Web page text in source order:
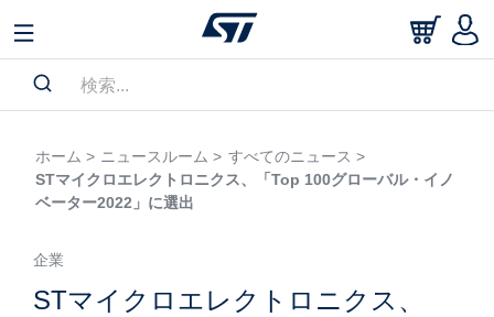
ホーム > ニュースルーム > すべてのニュース >
STマイクロエレクトロニクス、「Top 100グローバル・イノ
ベーター2022」に選出
企業
STマイクロエレクトロニクス、